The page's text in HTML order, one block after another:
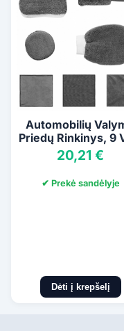
Automobilių
Priedų Rinkinys, 9
20,21 €
✔ Prekė sandėlyje
Dėti į krepšelį